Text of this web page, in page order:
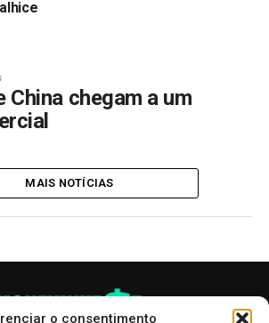
o consentimento
China chegam a um
MAIS NOTÍCIAS